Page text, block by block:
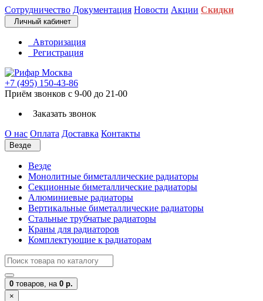
Сотрудничество Документация Новости Акции Скидки
Личный кабинет
Авторизация
Регистрация
+7 (495) 150-43-86
Приём звонков с 9-00 до 21-00
Заказать звонок
О нас Оплата Доставка Контакты
Везде
Везде
Монолитные биметаллические радиаторы
Секционные биметаллические радиаторы
Алюминиевые радиаторы
Вертикальные биметаллические радиаторы
Стальные трубчатые радиаторы
Краны для радиаторов
Комплектующие к радиаторам
0 товаров, на 0 р.
×